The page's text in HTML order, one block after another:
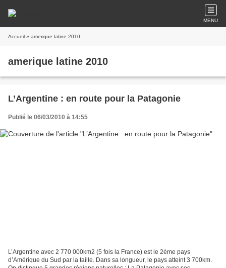
MENU
Accueil » amerique latine 2010
amerique latine 2010
L’Argentine : en route pour la Patagonie
Publié le 06/03/2010 à 14:55
L’Argentine avec 2 770 000km2 (5 fois la France) est le 2ème pays
d’Amérique du Sud par la taille. Dans sa longueur, le pays atteint 3 700km.